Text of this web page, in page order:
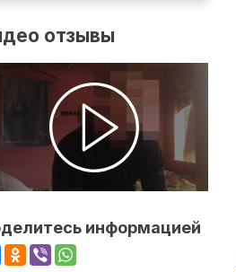
отзывы
информацией